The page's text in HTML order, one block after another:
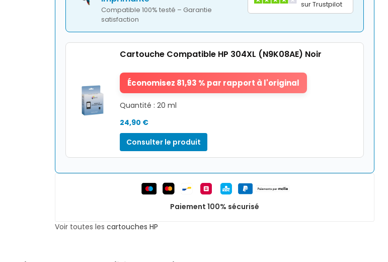
Compatible 100% testé – Garantie
satisfaction
sur Trustpilot
Cartouche Compatible HP 304XL (N9K08AE) Noir
Économisez 81,93 % par rapport à l'original
Quantité : 20 ml
24,90 €
Consulter le produit
Paiement 100% sécurisé
Voir toutes les cartouches HP